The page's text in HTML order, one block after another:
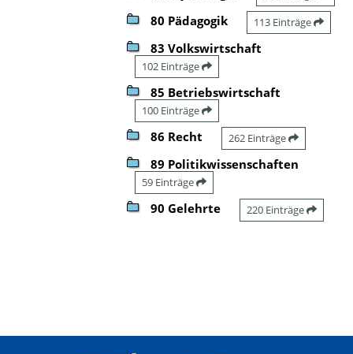
80 Pädagogik 113 Einträge
83 Volkswirtschaft
102 Einträge
85 Betriebswirtschaft
100 Einträge
86 Recht 262 Einträge
89 Politikwissenschaften
59 Einträge
90 Gelehrte 220 Einträge